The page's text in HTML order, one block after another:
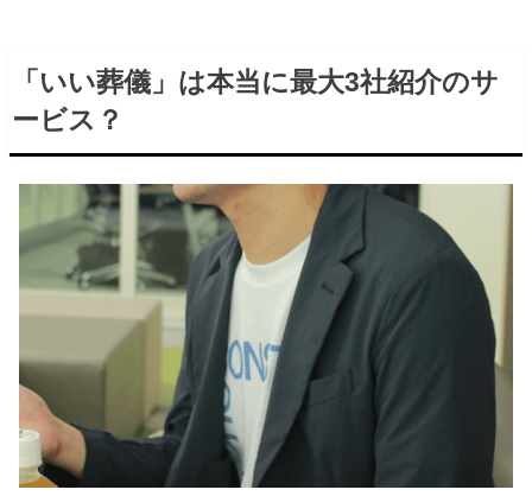
「いい葬儀」は本当に最大3社紹介のサ
ービス？